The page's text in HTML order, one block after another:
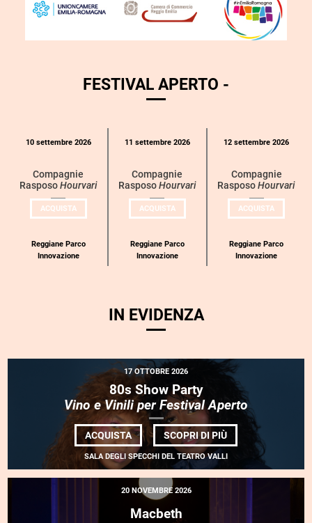
FESTIVAL APERTO -
Calendario
categoria
10 settembre 2026
Compagnie
RasposoHourvari
ACQUISTAUN
BIGLIETTO
Reggiane Parco
Innovazione
11 settembre 2026
Compagnie
RasposoHourvari
ACQUISTAUN
BIGLIETTO
Reggiane Parco
Innovazione
12 settembre 2026
Compagnie
RasposoHourvari
ACQUISTAUN
BIGLIETTO
Reggiane Parco
Innovazione
IN EVIDENZA
17 OTTOBRE 2026
80s Show Party
Vino e Vinili per Festival Aperto
ACQUISTA SCOPRI DI PIÙDI
80S
SHOW
SALA DEGLI SPECCHI DEL TEATRO VALLI
20 NOVEMBRE 2026
Macbeth